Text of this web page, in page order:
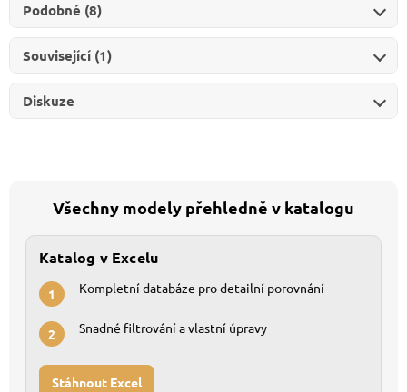
Podobné (8)
Související (1)
Diskuze
Všechny modely přehledně v katalogu
Katalog v Excelu
1 Kompletní databáze pro detailní porovnání
2 Snadné filtrování a vlastní úpravy
Stáhnout Excel